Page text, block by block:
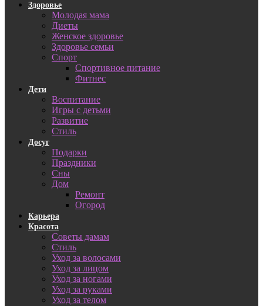
Здоровье
Молодая мама
Диеты
Женское здоровье
Здоровье семьи
Спорт
Спортивное питание
Фитнес
Дети
Воспитание
Игры с детьми
Развитие
Стиль
Досуг
Подарки
Праздники
Сны
Дом
Ремонт
Огород
Карьера
Красота
Советы дамам
Стиль
Уход за волосами
Уход за лицом
Уход за ногами
Уход за руками
Уход за телом